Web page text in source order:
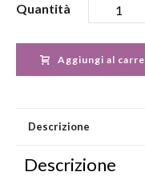
Quantità
Aggiungi al
Descrizione
Descrizione